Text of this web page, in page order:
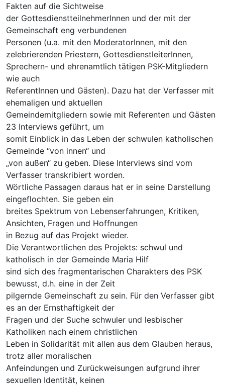
Fakten auf die Sichtweise
der GottesdienstteilnehmerInnen und der mit der
Gemeinschaft eng verbundenen
Personen (u.a. mit den ModeratorInnen, mit den
zelebrierenden Priestern, GottesdienstleiterInnen,
Sprechern- und ehrenamtlich tätigen PSK-Mitgliedern
wie auch
ReferentInnen und Gästen). Dazu hat der Verfasser mit
ehemaligen und aktuellen
Gemeindemitgliedern sowie mit Referenten und Gästen
23 Interviews geführt, um
somit Einblick in das Leben der schwulen katholischen
Gemeinde “von innen“ und
„von außen“ zu geben. Diese Interviews sind vom
Verfasser transkribiert worden.
Wörtliche Passagen daraus hat er in seine Darstellung
eingeflochten. Sie geben ein
breites Spektrum von Lebenserfahrungen, Kritiken,
Ansichten, Fragen und Hoffnungen
in Bezug auf das Projekt wieder.
Die Verantwortlichen des Projekts: schwul und
katholisch in der Gemeinde Maria Hilf
sind sich des fragmentarischen Charakters des PSK
bewusst, d.h. eine in der Zeit
pilgernde Gemeinschaft zu sein. Für den Verfasser gibt
es an der Ernsthaftigkeit der
Fragen und der Suche schwuler und lesbischer
Katholiken nach einem christlichen
Leben in Solidarität mit allen aus dem Glauben heraus,
trotz aller moralischen
Anfeindungen und Zurückweisungen aufgrund ihrer
sexuellen Identität, keinen